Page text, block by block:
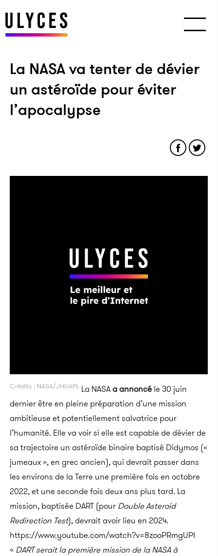
La NASA va tenter de dévier
un astéroïde pour éviter
l’apocalypse
Crédits : NASA/JHUAPL La NASAa annoncé le 30 juin
dernier être en pleine préparation d’une mission
ambitieuse et potentiellement salvatrice pour
l’humanité. Elle va voir si elle est capable de dévier de
sa trajectoire un astéroïde binaire baptisé Didymos («
jumeaux », en grec ancien), qui devrait passer dans
les environs de la Terre une première fois en octobre
2022, et une seconde fois deux ans plus tard. La
mission, baptisée DART (pour Double Asteroid
Redirection Test), devrait avoir lieu en 2024.
https://www.youtube.com/watch?v=8zooPRmgUPI
« DART serait la première mission de la NASA à